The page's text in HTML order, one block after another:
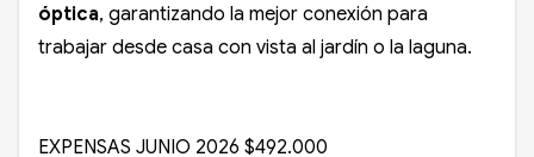
óptica, garantizando la mejor conexión para
trabajar desde casa con vista al jardín o la laguna.
EXPENSAS JUNIO 2026 $492.000